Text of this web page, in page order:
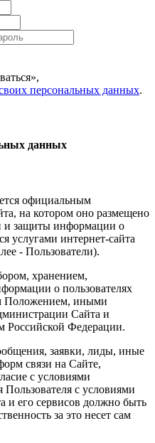
персональных данных.
данных
официальным
на котором оно размещено
и защиты информации о
услугами интернет-сайта
- Пользователи).
хранением,
о пользователях
Положением, иными
Сайта и
Российской Федерации.
заявки, лиды, иные
связи на Сайте,
с условиями
с условиями
и его сервисов должно быть
за это несет сам